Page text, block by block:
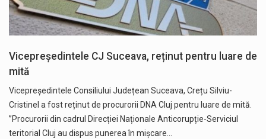
Vicepreședintele CJ Suceava, reținut pentru luare de
mită
Vicepreședintele Consiliului Județean Suceava, Crețu Silviu-
Cristinel a fost reținut de procurorii DNA Cluj pentru luare de mită.
”Procurorii din cadrul Direcției Naționale Anticorupție-Serviciul
teritorial Cluj au dispus punerea în mișcare…